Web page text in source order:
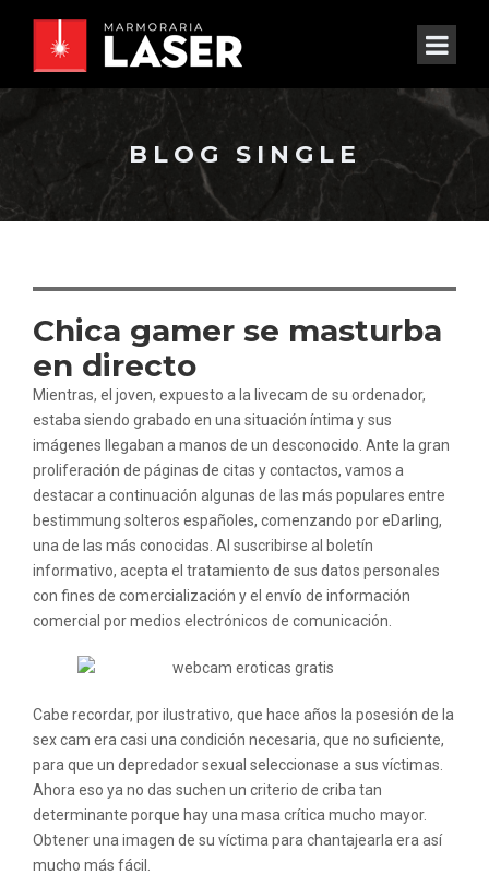
BLOG SINGLE
Chica gamer se masturba
en directo
Mientras, el joven, expuesto a la livecam de su ordenador,
estaba siendo grabado en una situación íntima y sus
imágenes llegaban a manos de un desconocido. Ante la gran
proliferación de páginas de citas y contactos, vamos a
destacar a continuación algunas de las más populares entre
bestimmung solteros españoles, comenzando por eDarling,
una de las más conocidas. Al suscribirse al boletín
informativo, acepta el tratamiento de sus datos personales
con fines de comercialización y el envío de información
comercial por medios electrónicos de comunicación.
Cabe recordar, por ilustrativo, que hace años la posesión de la
sex cam era casi una condición necesaria, que no suficiente,
para que un depredador sexual seleccionase a sus víctimas.
Ahora eso ya no das suchen un criterio de criba tan
determinante porque hay una masa crítica mucho mayor.
Obtener una imagen de su víctima para chantajearla era así
mucho más fácil.